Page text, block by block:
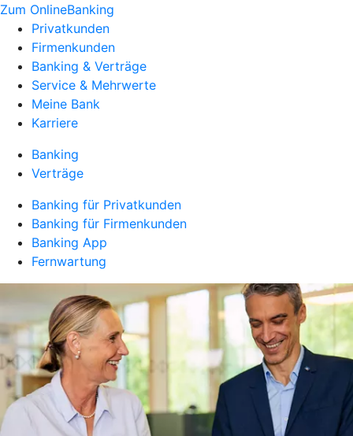
Zum OnlineBanking
Privatkunden
Firmenkunden
Banking & Verträge
Service & Mehrwerte
Meine Bank
Karriere
Banking
Verträge
Banking für Privatkunden
Banking für Firmenkunden
Banking App
Fernwartung